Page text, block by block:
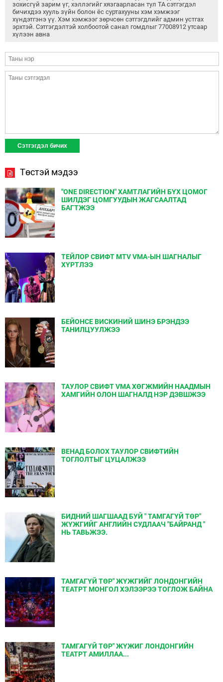
зохисгүй зарим үг, хэллэгийг хязгаарласан тул ТА сэтгэгдэл
бичихдээ хууль зүйн болон ёс суртахууны хэм хэмжээг
хүндэтгэнэ үү. Хэм хэмжээг зөрчсөн сэтгэгдлийг админ устгах
эрхтэй. Сэтгэгдэлтэй холбоотой санал гомдлыг 77008912 утсаар
хүлээн авна
Төстэй мэдээ
"ONE DIRECTION" ХАМТЛАГИЙН БҮХ ЦОМОГ
ШИЛДЭГ ЦОМГУУДЫН ЖАГСААЛТАД
БАГТЖЭЭ
ТЕЙЛОР СВИФТ MTV VMA-ЫН ШАГНАЛЫГ
ХҮРТЛЭЭ
БЕЙОНСЕ ВИСКИНИЙ ШИНЭ БРЭНДЭЭ
ТАНИЛЦУУЛЖЭЭ
ТАУЛОР СВИФТ VMA ХӨГЖМИЙН НААДМЫН
ХАМГИЙН ОЛОН ШАГНАЛД НЭР ДЭВШЖЭЭ
ВЕНАД БОЛОХ ТАУЛОР СВИФТИЙН
ТОГЛОЛТЫГ ЦУЦАЛЖЭЭ
БИДНИЙ ШАГШААД БУЙ " ТАМГАГҮЙ ТӨР"
ЖҮЖГИЙГ АНГЛИЙН СУДЛААЧ "БАЙРАНД "
НЬ ТАВЬЖЭЭ.
ТАМГАГҮЙ ТӨР" ЖҮЖГИЙГ ЛОНДОНГИЙН
ТЕАТРТ МОНГОЛ ХЭЛЭЭРЭЭ ТОГЛОЖ БАЙНА
ТАМГАГҮЙ ТӨР" ЖҮЖИГ ЛОНДОНГИЙН
ТЕАТРТ АМИЛЛАА...